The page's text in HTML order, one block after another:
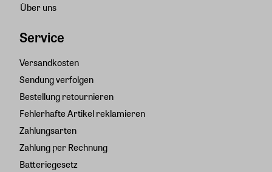
Über uns
Service
Versandkosten
Sendung verfolgen
Bestellung retournieren
Fehlerhafte Artikel reklamieren
Zahlungsarten
Zahlung per Rechnung
Batteriegesetz